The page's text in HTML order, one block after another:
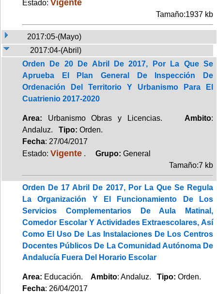
Estado: Vigente
Tamaño:1937 kb
2017:05-(Mayo)
2017:04-(Abril)
Orden De 20 De Abril De 2017, Por La Que Se
Aprueba El Plan General De Inspección De
Ordenación Del Territorio Y Urbanismo Para El
Cuatrienio 2017-2020
Area: Urbanismo Obras y Licencias. Ambito:
Andaluz. Tipo: Orden.
Fecha: 27/04/2017
Estado: Vigente . Grupo: General
Tamaño:7 kb
Orden De 17 Abril De 2017, Por La Que Se Regula
La Organización Y El Funcionamiento De Los
Servicios Complementarios De Aula Matinal,
Comedor Escolar Y Actividades Extraescolares, Así
Como El Uso De Las Instalaciones De Los Centros
Docentes Públicos De La Comunidad Autónoma De
Andalucía Fuera Del Horario Escolar
Area: Educación. Ambito: Andaluz. Tipo: Orden.
Fecha: 26/04/2017